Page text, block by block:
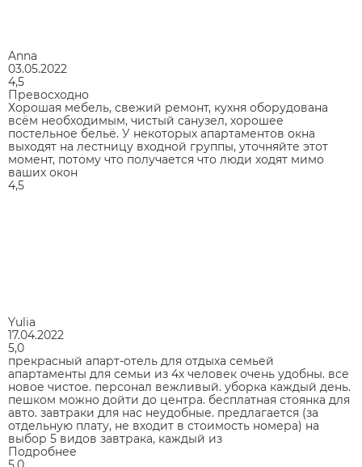
Anna
03.05.2022
4,5
Превосходно
Хорошая мебель, свежий ремонт, кухня оборудована
всём необходимым, чистый санузел, хорошее
постельное бельё. У некоторых апартаментов окна
выходят на лестницу входной группы, уточняйте этот
момент, потому что получается что люди ходят мимо
ваших окон
4,5
Yulia
17.04.2022
5,0
прекрасный апарт-отель для отдыха семьей
апартаменты для семьи из 4х человек очень удобны. все
новое чистое. персонал вежливый. уборка каждый день.
пешком можно дойти до центра. бесплатная стоянка для
авто. завтраки для нас неудобные. предлагается (за
отдельную плату, не входит в стоимость номера) на
выбор 5 видов завтрака, каждый из
Подробнее